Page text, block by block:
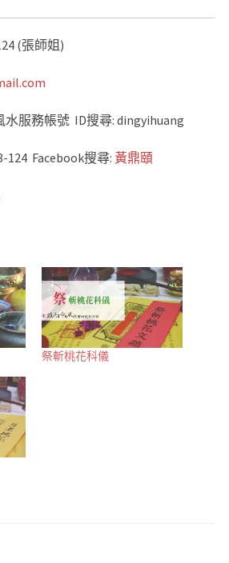
(張師姐)
水服務帳號 ID搜尋: dingyihuang
124 Facebook搜尋: 黃鼎頤
祭斬桃花科儀